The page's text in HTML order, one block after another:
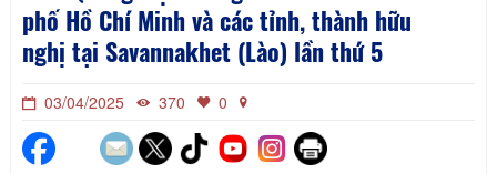
phố Hồ Chí Minh và các tỉnh, thành hữu
nghị tại Savannakhet (Lào) lần thứ 5
03/04/2025 370 0